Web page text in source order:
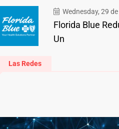
Wednesday, 29
Florida Blue
Un
Las Redes